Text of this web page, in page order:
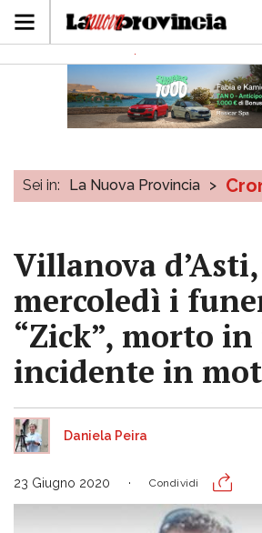
Sei in: La Nuova Provincia >
Villanova d’Asti,
mercoledì i
“Zick”, morto
incidente in
Daniela Peira
23 Giugno 2020 Condividi